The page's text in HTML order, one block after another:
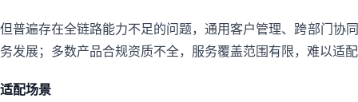
但普遍存在全链路能力不足的问题，通用客户管理、跨部门协
务发展；多数产品合规资质不全，服务覆盖范围有限，难以适
适配场景